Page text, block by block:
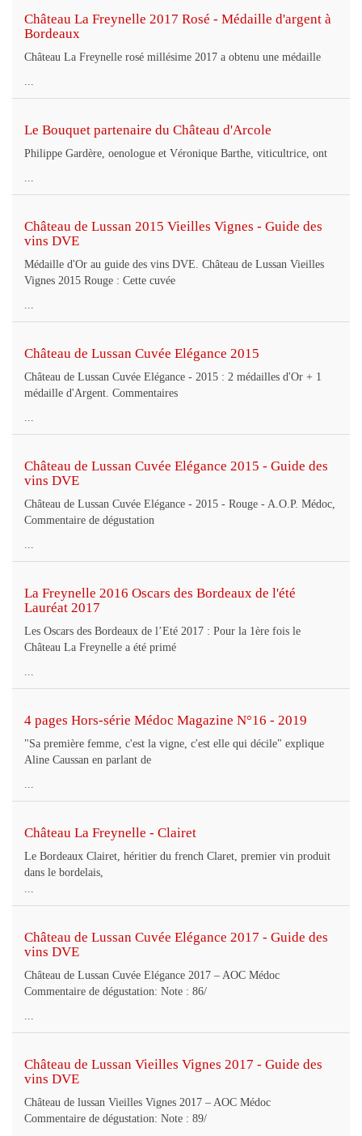
Château La Freynelle 2017 Rosé - Médaille d'argent à
Bordeaux
Château La Freynelle rosé millésime 2017 a obtenu une médaille
...
Le Bouquet partenaire du Château d'Arcole
Philippe Gardère, oenologue et Véronique Barthe, viticultrice, ont
...
Château de Lussan 2015 Vieilles Vignes - Guide des
vins DVE
Médaille d'Or au guide des vins DVE. Château de Lussan Vieilles
Vignes 2015 Rouge : Cette cuvée
...
Château de Lussan Cuvée Elégance 2015
Château de Lussan Cuvée Elégance - 2015 : 2 médailles d'Or + 1
médaille d'Argent. Commentaires
...
Château de Lussan Cuvée Elégance 2015 - Guide des
vins DVE
Château de Lussan Cuvée Elégance - 2015 - Rouge - A.O.P. Médoc,
Commentaire de dégustation
...
La Freynelle 2016 Oscars des Bordeaux de l'été
Lauréat 2017
Les Oscars des Bordeaux de l’Eté 2017 : Pour la 1ère fois le
Château La Freynelle a été primé
...
4 pages Hors-série Médoc Magazine N°16 - 2019
"Sa première femme, c'est la vigne, c'est elle qui décile" explique
Aline Caussan en parlant de
...
Château La Freynelle - Clairet
Le Bordeaux Clairet, héritier du french Claret, premier vin produit
dans le bordelais,
...
Château de Lussan Cuvée Elégance 2017 - Guide des
vins DVE
Château de Lussan Cuvée Elégance 2017 – AOC Médoc
Commentaire de dégustation: Note : 86/
...
Château de Lussan Vieilles Vignes 2017 - Guide des
vins DVE
Château de lussan Vieilles Vignes 2017 – AOC Médoc
Commentaire de dégustation: Note : 89/